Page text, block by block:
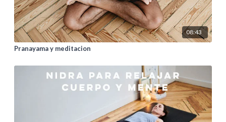
08:43
Pranayama y meditacion